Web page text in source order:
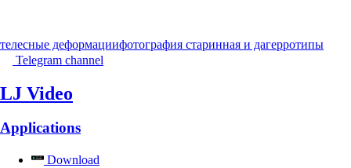
телесные деформациифотография старинная и дагерротипы
Telegram channel
LJ Video
Applications
Download